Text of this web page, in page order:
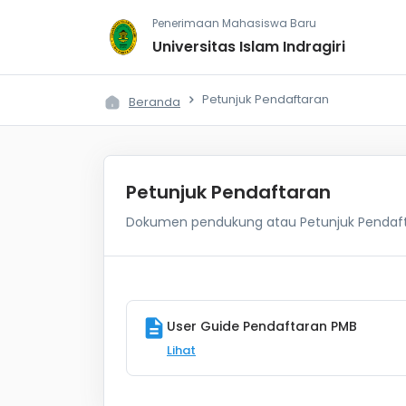
Penerimaan Mahasiswa Baru
Universitas Islam Indragiri
Beranda Petunjuk Pendaftaran
Petunjuk Pendaftaran
Dokumen pendukung atau Petunjuk
description User Guide Pendaftaran PMB
Lihat